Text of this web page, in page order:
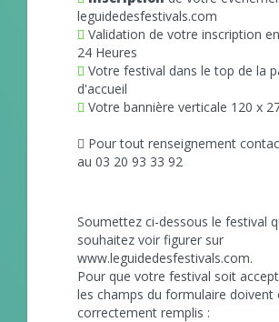
leguidedesfestivals.com
Validation de votre inscription
24 Heures
Votre festival dans le top de la
d'accueil
Votre bannière verticale 120 x
Pour tout renseignement
au 03 20 93 33 92
Soumettez ci-dessous le festival
souhaitez voir figurer sur
www.leguidedesfestivals.com.
Pour que votre festival soit
les champs du formulaire doivent
correctement remplis :